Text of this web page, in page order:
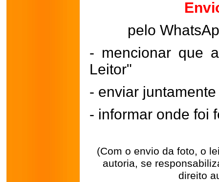
pelo
- mencionar que
Leitor"
- enviar
- informar onde foi
(Com o envio da foto, o
autoria, se
direito